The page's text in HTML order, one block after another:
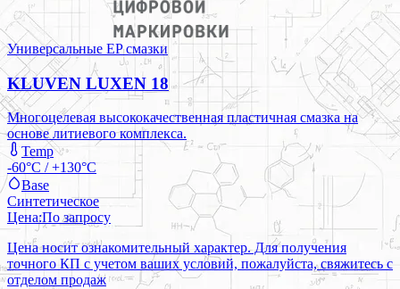
Универсальные EP смазки
KLUVEN LUXEN 18
Многоцелевая высококачественная пластичная смазка на
основе литиевого комплекса.
Temp
-60°C / +130°C
Base
Синтетическое
Цена:По запросу
Цена носит ознакомительный характер. Для получения
точного КП с учетом ваших условий, пожалуйста, свяжитесь с
отделом продаж